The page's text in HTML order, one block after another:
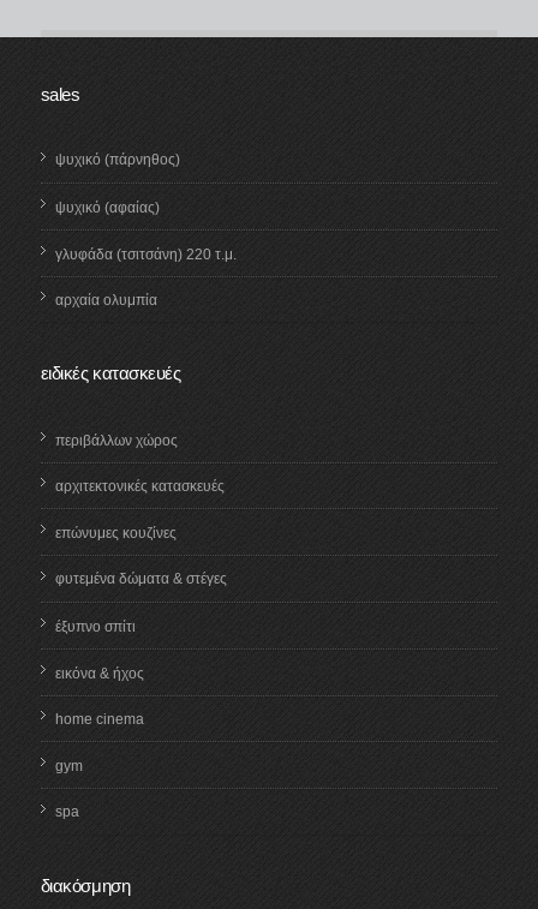
sales
ψυχικό (πάρνηθος)
ψυχικό (αφαίας)
γλυφάδα (τσιτσάνη) 220 τ.μ.
αρχαία ολυμπία
ειδικές κατασκευές
περιβάλλων χώρος
αρχιτεκτονικές κατασκευές
επώνυμες κουζίνες
φυτεμένα δώματα & στέγες
έξυπνο σπίτι
εικόνα & ήχος
home cinema
gym
spa
διακόσμηση